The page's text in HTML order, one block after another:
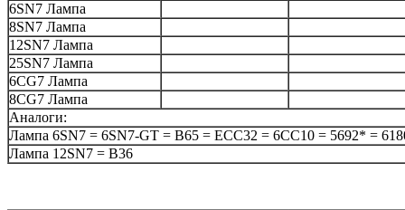
6SN7 Лампа
8SN7 Лампа
12SN7 Лампа
25SN7 Лампа
6CG7 Лампа
8CG7 Лампа
Аналоги:
Лампа 6SN7 = 6SN7-GT = B65 = ECC32 = 6CC10 = 5692* =
Лампа 12SN7 = B36